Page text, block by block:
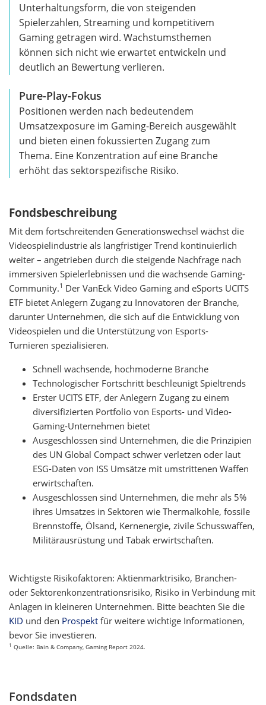
Unterhaltungsform, die von steigenden
Spielerzahlen, Streaming und kompetitivem
Gaming getragen wird. Wachstumsthemen
können sich nicht wie erwartet entwickeln und
deutlich an Bewertung verlieren.
Pure-Play-Fokus
Positionen werden nach bedeutendem
Umsatzexposure im Gaming-Bereich ausgewählt
und bieten einen fokussierten Zugang zum
Thema. Eine Konzentration auf eine Branche
erhöht das sektorspezifische Risiko.
Fondsbeschreibung
Mit dem fortschreitenden Generationswechsel wächst die
Videospielindustrie als langfristiger Trend kontinuierlich
weiter – angetrieben durch die steigende Nachfrage nach
immersiven Spielerlebnissen und die wachsende Gaming-
Community.1 Der VanEck Video Gaming and eSports UCITS
ETF bietet Anlegern Zugang zu Innovatoren der Branche,
darunter Unternehmen, die sich auf die Entwicklung von
Videospielen und die Unterstützung von Esports-
Turnieren spezialisieren.
Schnell wachsende, hochmoderne Branche
Technologischer Fortschritt beschleunigt Spieltrends
Erster UCITS ETF, der Anlegern Zugang zu einem
diversifizierten Portfolio von Esports- und Video-
Gaming-Unternehmen bietet
Ausgeschlossen sind Unternehmen, die die Prinzipien
des UN Global Compact schwer verletzen oder laut
ESG-Daten von ISS Umsätze mit umstrittenen Waffen
erwirtschaften.
Ausgeschlossen sind Unternehmen, die mehr als 5%
ihres Umsatzes in Sektoren wie Thermalkohle, fossile
Brennstoffe, Ölsand, Kernenergie, zivile Schusswaffen,
Militärausrüstung und Tabak erwirtschaften.
Wichtigste Risikofaktoren: Aktienmarktrisiko, Branchen-
oder Sektorenkonzentrationsrisiko, Risiko in Verbindung mit
Anlagen in kleineren Unternehmen. Bitte beachten Sie die
KID und den Prospekt für weitere wichtige Informationen,
bevor Sie investieren.
1 Quelle: Bain & Company, Gaming Report 2024.
Fondsdaten